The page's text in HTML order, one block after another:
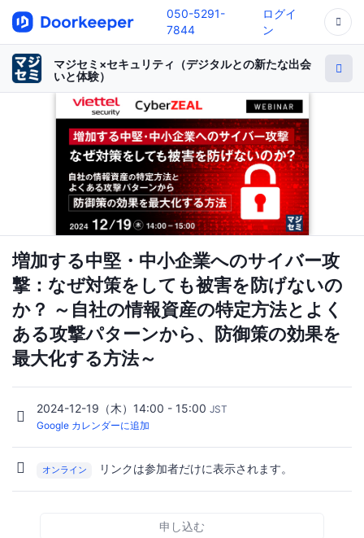
050-5291-
7844
ログイ
ン
マジセミ×セキュリティ（デジタルとの新たな出会
いと体験）
増加する中堅・中小企業へのサイバー攻
撃：なぜ対策をしても被害を防げないの
か？ ～自社の情報資産の特定方法とよく
ある攻撃パターンから、防御策の効果を
最大化する方法～
2024-12-19（木）14:00 - 15:00 JST
Google カレンダーに追加
オンライン リンクは参加者だけに表示されます。
申し込む